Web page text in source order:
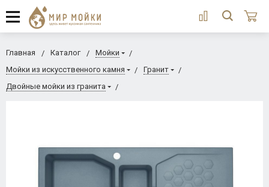
Главная Каталог
Мойки
Мойки из искусственного камня
Гранит
Двойные мойки из гранита